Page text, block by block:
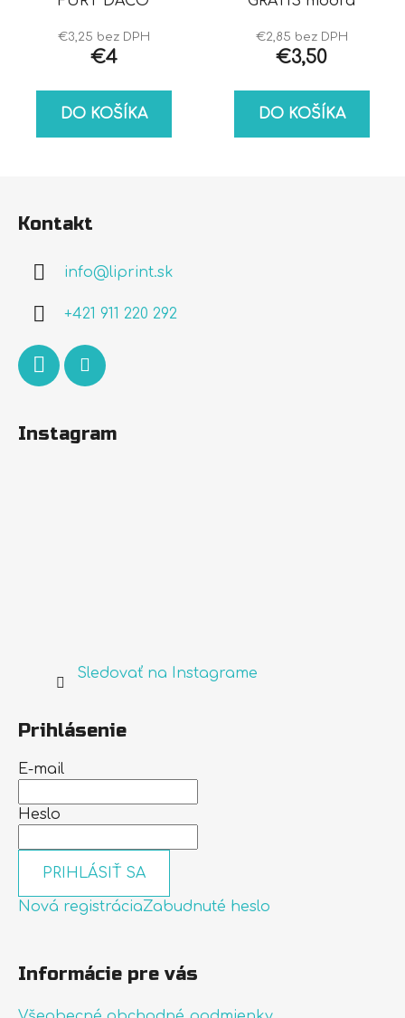
€3,25 bez DPH
€4
DO KOŠÍKA
€2,85 bez DPH
€3,50
DO KOŠÍKA
Kontakt
info@liprint.sk
+421 911 220 292
Instagram
Sledovať na Instagrame
Prihlásenie
E-mail
Heslo
PRIHLÁSIŤ SA
Nová registráciaZabudnuté heslo
Informácie pre vás